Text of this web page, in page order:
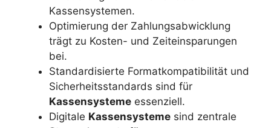
Kassensystemen.
Optimierung der Zahlungsabwicklung
trägt zu Kosten- und Zeiteinsparungen
bei.
Standardisierte Formatkompatibilität und
Sicherheitsstandards sind für
Kassensysteme essenziell.
Digitale Kassensysteme sind zentrale